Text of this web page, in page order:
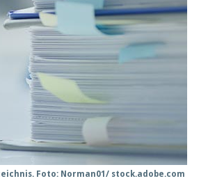
Foto: Norman01/ stock.adobe.com